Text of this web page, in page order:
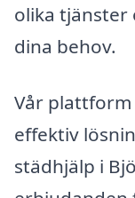
olika tjänster
dina behov.
Vår
effektiv
städhjälp i